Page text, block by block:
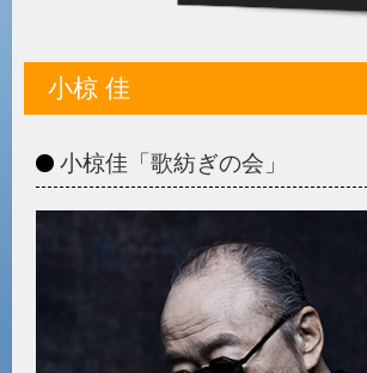
小椋 佳
小椋佳「歌紡ぎの会」